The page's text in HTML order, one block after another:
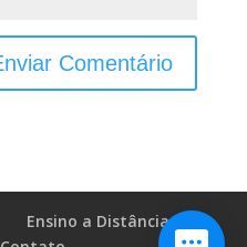
Ensino a Distância